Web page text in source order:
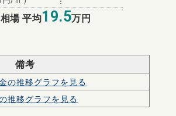
場 平均19.5万円
備考
の推移グラフを見る
推移グラフを見る